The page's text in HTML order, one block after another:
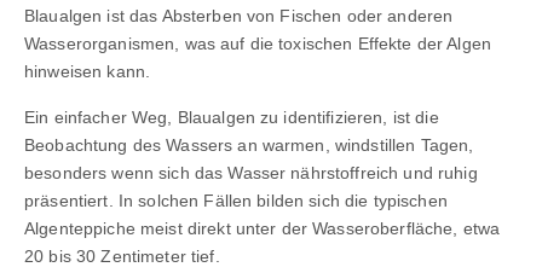
Blaualgen ist das Absterben von Fischen oder anderen
Wasserorganismen, was auf die toxischen Effekte der Algen
hinweisen kann.
Ein einfacher Weg, Blaualgen zu identifizieren, ist die
Beobachtung des Wassers an warmen, windstillen Tagen,
besonders wenn sich das Wasser nährstoffreich und ruhig
präsentiert. In solchen Fällen bilden sich die typischen
Algenteppiche meist direkt unter der Wasseroberfläche, etwa
20 bis 30 Zentimeter tief.